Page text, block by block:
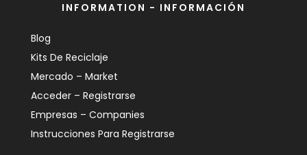
INFORMATION - INFORMACIÓN
Blog
Kits De Reciclaje
Mercado – Market
Acceder – Registrarse
Empresas – Companies
Instrucciones Para Registrarse